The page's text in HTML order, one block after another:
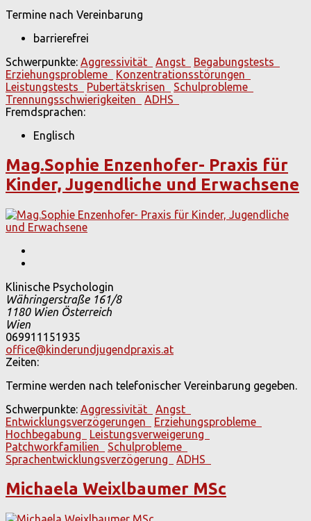
Termine nach Vereinbarung
barrierefrei
Schwerpunkte: Aggressivität Angst
Begabungstests
Erziehungsprobleme
Konzentrationsstörungen
Leistungstests
Pubertätskrisen
Schulprobleme
Trennungsschwierigkeiten
ADHS
Fremdsprachen:
Englisch
Mag.Sophie Enzenhofer- Praxis für
Kinder, Jugendliche und Erwachsene
Klinische Psychologin
Währingerstraße 161/8
1180 Wien Österreich
Wien
069911151935
office@kinderundjugendpraxis.at
Zeiten:
Termine werden nach telefonischer Vereinbarung gegeben.
Schwerpunkte: Aggressivität
Angst
Entwicklungsverzögerungen
Erziehungsprobleme
Hochbegabung
Leistungsverweigerung
Patchworkfamilien
Schulprobleme
Sprachentwicklungsverzögerung
ADHS
Michaela Weixlbaumer MSc